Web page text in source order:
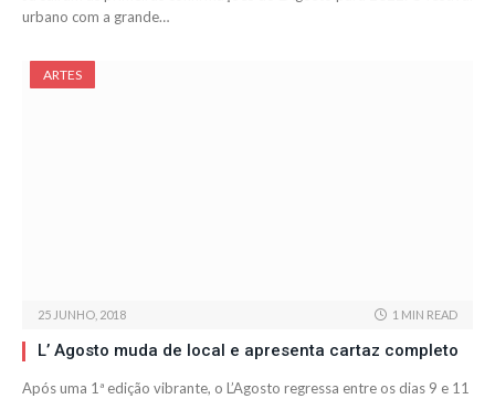
urbano com a grande…
ARTES
25 JUNHO, 2018 1 MIN READ
L’ Agosto muda de local e apresenta cartaz completo
Após uma 1ª edição vibrante, o L’Agosto regressa entre os dias 9 e 11